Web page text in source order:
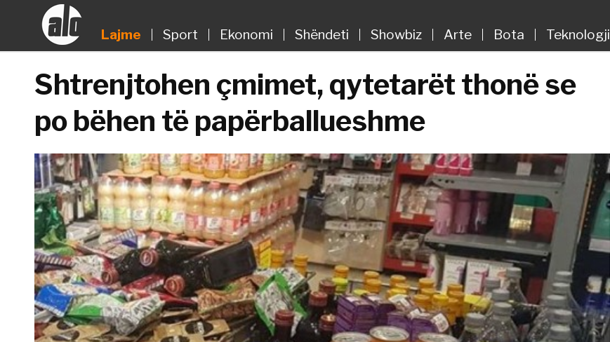
Lajme Sport Ekonomi Shëndeti Showbiz Arte Bota Teknologji
Shtrenjtohen çmimet, qytetarët thonë se
po bëhen të papërballueshme